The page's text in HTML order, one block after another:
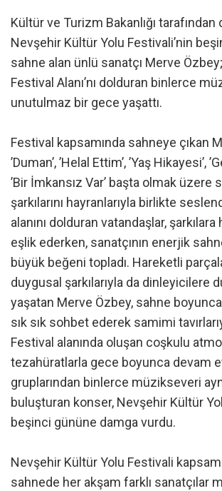
Kültür ve Turizm Bakanlığı
Nevşehir Kültür Yolu Festivali’nin
sahne alan ünlü sanatçı Merve
Festival Alanı’nı dolduran binlerce
unutulmaz bir gece yaşattı.
Festival kapsamında sahneye çıkan
’Duman’, ’Helal Ettim’, ’Yaş Hikayesi’,
’Bir İmkansız Var’ başta olmak üzere
şarkılarını hayranlarıyla birlikte
alanını dolduran vatandaşlar, şarkılara
eşlik ederken, sanatçının enerjik
büyük beğeni topladı. Hareketli
duygusal şarkılarıyla da dinleyicilere
yaşatan Merve Özbey, sahne
sık sık sohbet ederek samimi
Festival alanında oluşan coşkulu
tezahüratlarla gece boyunca devam
gruplarından binlerce müzikseveri
buluşturan konser, Nevşehir Kültür
beşinci gününe damga vurdu.
Nevşehir Kültür Yolu Festivali
sahnede her akşam farklı sanatçılar